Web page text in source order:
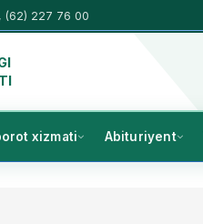
(62) 227 76 00
xizmati Abituriyent